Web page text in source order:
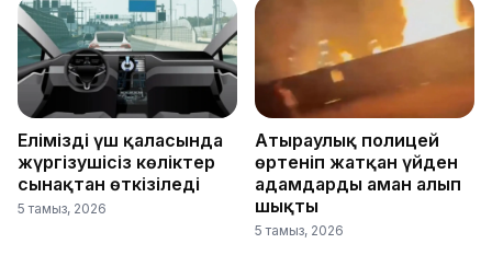
Еліміздің үш қаласында
жүргізушісіз көліктер
сынақтан өткізіледі
5 тамыз, 2026
Атыраулық полицей
өртеніп жатқан үйден
адамдарды аман алып
шықты
5 тамыз, 2026